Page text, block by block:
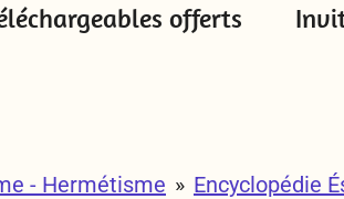
offerts
- Hermétisme » Encyclopédie